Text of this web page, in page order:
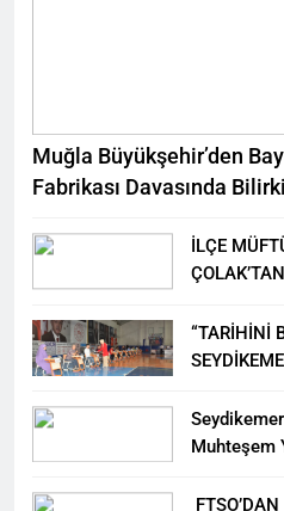
Muğla Büyükşehir’den
Fabrikası Davasında
İLÇE
“TARİHİNİ
Muhteşem